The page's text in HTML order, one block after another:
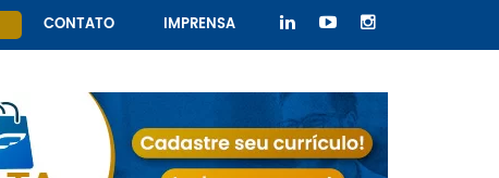
CONTATO IMPRENSA